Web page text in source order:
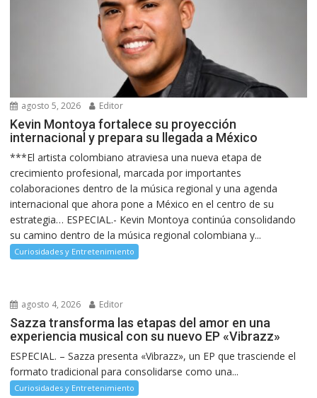
agosto 5, 2026 Editor
Kevin Montoya fortalece su proyección
internacional y prepara su llegada a México
***El artista colombiano atraviesa una nueva etapa de
crecimiento profesional, marcada por importantes
colaboraciones dentro de la música regional y una agenda
internacional que ahora pone a México en el centro de su
estrategia… ESPECIAL.- Kevin Montoya continúa consolidando
su camino dentro de la música regional colombiana y...
Curiosidades y Entretenimiento
agosto 4, 2026 Editor
Sazza transforma las etapas del amor en una
experiencia musical con su nuevo EP «Vibrazz»
ESPECIAL. – Sazza presenta «Vibrazz», un EP que trasciende el
formato tradicional para consolidarse como una...
Curiosidades y Entretenimiento